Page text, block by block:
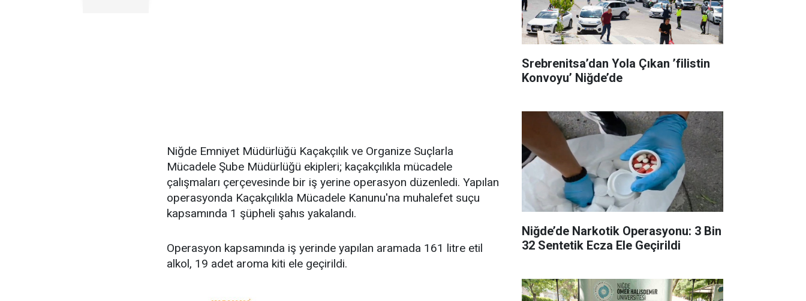
Niğde Emniyet Müdürlüğü Kaçakçılık ve Organize Suçlarla
Mücadele Şube Müdürlüğü ekipleri; kaçakçılıkla mücadele
çalışmaları çerçevesinde bir iş yerine operasyon düzenledi. Yapılan
operasyonda Kaçakçılıkla Mücadele Kanunu'na muhalefet suçu
kapsamında 1 şüpheli şahıs yakalandı.
Operasyon kapsamında iş yerinde yapılan aramada 161 litre etil
alkol, 19 adet aroma kiti ele geçirildi.
Srebrenitsa’dan Yola Çıkan ’filistin
Konvoyu’ Niğde’de
Niğde’de Narkotik Operasyonu: 3 Bin
32 Sentetik Ecza Ele Geçirildi